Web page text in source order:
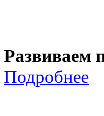
Развиваем
Подробнее